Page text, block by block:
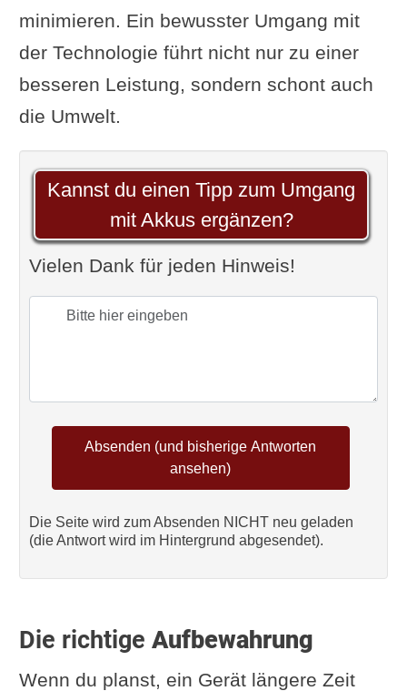
minimieren. Ein bewusster Umgang mit
der Technologie führt nicht nur zu einer
besseren Leistung, sondern schont auch
die Umwelt.
Kannst du einen Tipp zum Umgang
mit Akkus ergänzen?
Vielen Dank für jeden Hinweis!
Die Seite wird zum Absenden NICHT neu geladen
(die Antwort wird im Hintergrund abgesendet).
Die richtige Aufbewahrung
Wenn du planst, ein Gerät längere Zeit